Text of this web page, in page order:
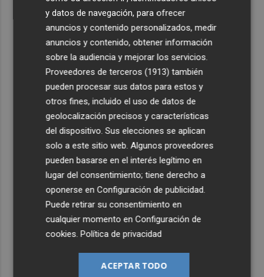
y datos de navegación, para ofrecer
anuncios y contenido personalizados, medir
anuncios y contenido, obtener información
sobre la audiencia y mejorar los servicios.
Proveedores de terceros (1913) también
pueden procesar sus datos para estos y
otros fines, incluido el uso de datos de
geolocalización precisos y características
del dispositivo. Sus elecciones se aplican
solo a este sitio web. Algunos proveedores
pueden basarse en el interés legítimo en
lugar del consentimiento; tiene derecho a
oponerse enConfiguración de publicidad.
Puede retirar su consentimiento en
cualquier momento enConfiguración de
cookies.Política de privacidad
ACEPTAR TODO